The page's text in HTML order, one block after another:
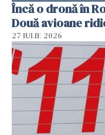
Încă o dronă în
Două avioane
27 IULIE 2026